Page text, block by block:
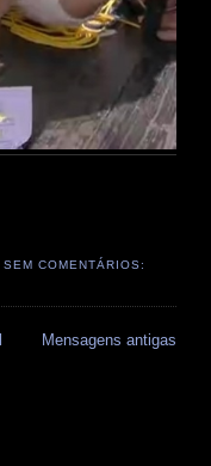
SEM COMENTÁRIOS:
Mensagens antigas